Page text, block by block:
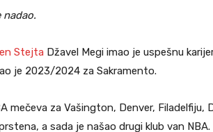
nadao.
Stejta Džavel Megi imao je uspešnu
je 2023/2024 za Sakramento.
mečeva za Vašington, Denver, Filadelfiju,
a sada je našao drugi klub van